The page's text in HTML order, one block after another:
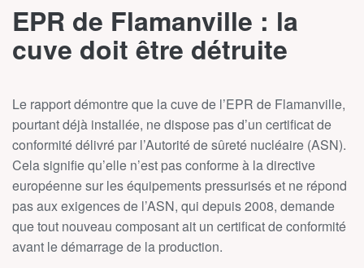
EPR de Flamanville : la
cuve doit être détruite
Le rapport démontre que la cuve de l’EPR de Flamanville,
pourtant déjà installée, ne dispose pas d’un certificat de
conformité délivré par l’Autorité de sûreté nucléaire (ASN).
Cela signifie qu’elle n’est pas conforme à la directive
européenne sur les équipements pressurisés et ne répond
pas aux exigences de l’ASN, qui depuis 2008, demande
que tout nouveau composant ait un certificat de conformité
avant le démarrage de la production.